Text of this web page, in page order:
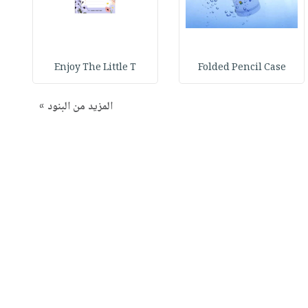
Folded Pencil Case
Enjoy The Little T
المزيد من البنود »